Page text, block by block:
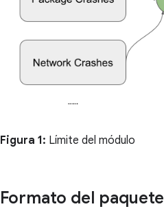
Figura 1: Límite del módulo
Formato del paquete